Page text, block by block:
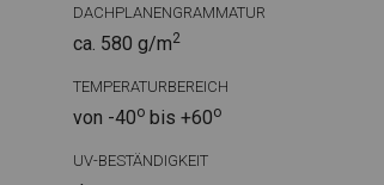
DACHPLANENGRAMMATUR
ca. 580 g/m2
TEMPERATURBEREICH
von -40obis +60o
UV-BESTÄNDIGKEIT